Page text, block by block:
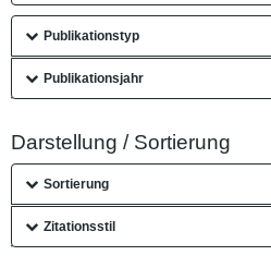
Publikationstyp
Publikationsjahr
Darstellung / Sortierung
Sortierung
Zitationsstil